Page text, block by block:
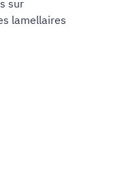
sur
lamellaires